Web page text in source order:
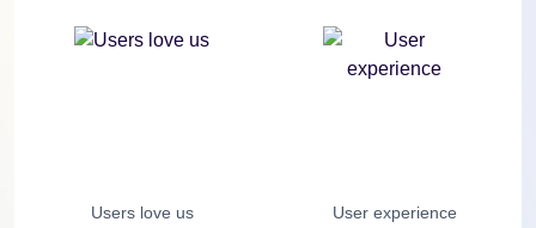
Users love us User experience